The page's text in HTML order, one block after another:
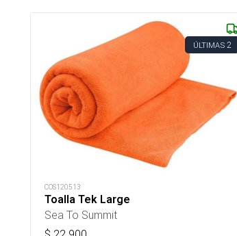
ÚLTIMAS 2
COS120513
Toalla Tek Large
Sea To Summit